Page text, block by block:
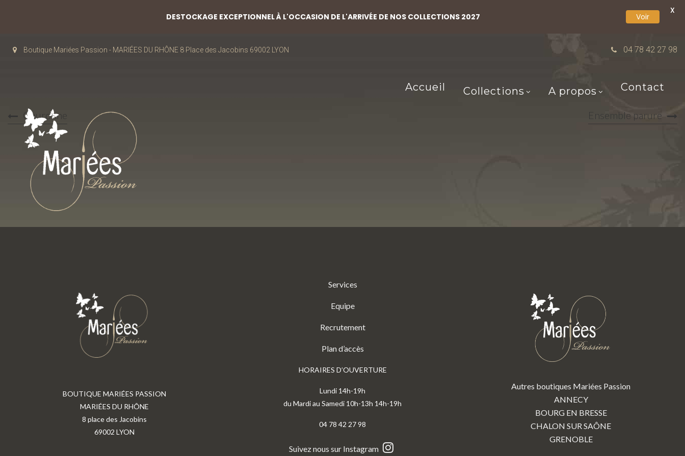
Boutique Mariées Passion - MARIÉES DU RHÔNE 8 Place des Jacobins 69002 LYON 04 78 42 27 98
Accueil Collections A propos Contact
Couronne Ensemble parure
BOUTIQUE MARIÉES PASSION
MARIÉES DU RHÔNE
8 place des Jacobins
69002 LYON
Services
Equipe
Recrutement
Plan d’accès
HORAIRES D’OUVERTURE
Lundi 14h-19h
du Mardi au Samedi 10h-13h 14h-19h
04 78 42 27 98
Suivez nous sur Instagram
Autres boutiques Mariées Passion
ANNECY
BOURG EN BRESSE
CHALON SUR SAÔNE
GRENOBLE
DESTOCKAGE EXCEPTIONNEL À L'OCCASION DE L'ARRIVÉE DE NOS COLLECTIONS 2027 Voir
X